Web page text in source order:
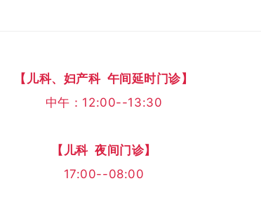
【儿科、妇产科 午间延时门诊】
中午：12:00--13:30
【儿科 夜间门诊】
17:00--08:00